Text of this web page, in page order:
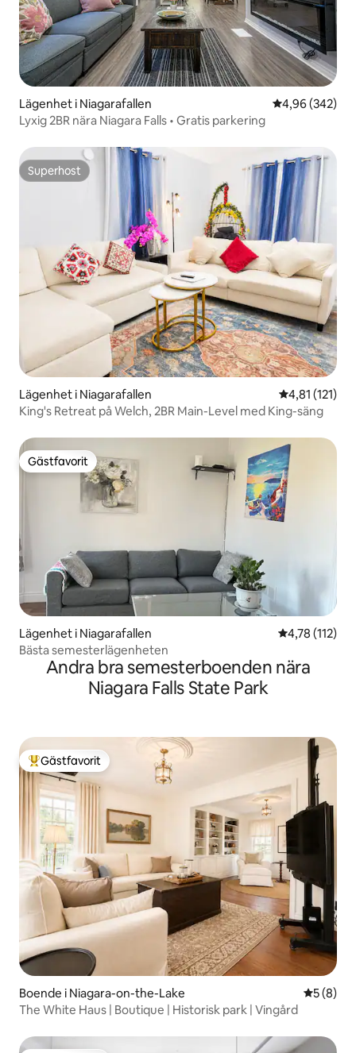
Lägenhet i Niagarafallen 4,96 av 5 i
4,96 (342)
Lyxig 2BR nära Niagara Falls • Gratis parkering
Superhost
Superhost
Lägenhet i Niagarafallen 4,81 av 5 i
4,81 (121)
King's Retreat på Welch, 2BR Main-Level med King-säng
Gästfavorit
Gästfavorit
Lägenhet i Niagarafallen 4,78 av 5 i
4,78 (112)
Bästa semesterlägenheten
Andra bra semesterboenden nära
Niagara Falls State Park
Populär gästfavorit
Gästfavorit
Boende i Niagara-on-the-Lake 5 av 5 i
5 (8)
The White Haus | Boutique | Historisk park | Vingård